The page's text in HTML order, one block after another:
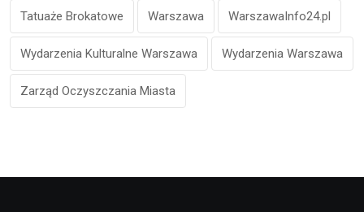
Tatuaże Brokatowe Warszawa WarszawaInfo24.pl
Wydarzenia Kulturalne Warszawa Wydarzenia Warszawa
Zarząd Oczyszczania Miasta